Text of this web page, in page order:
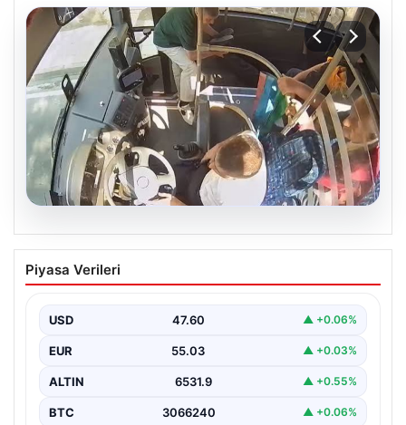
Otobüste Rahatsızlanan Yolcuyu Şoför
Hızla Hastaneye Yönlendirdi
otobüslerinde yaşanan ilginç ve dikkat çekici…
Piyasa Verileri
USD 47.60 ▲ +0.06%
EUR 55.03 ▲ +0.03%
ALTIN 6531.9 ▲ +0.55%
BTC 3066240 ▲ +0.06%